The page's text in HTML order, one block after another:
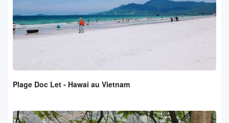
Plage Doc Let - Hawai au Vietnam